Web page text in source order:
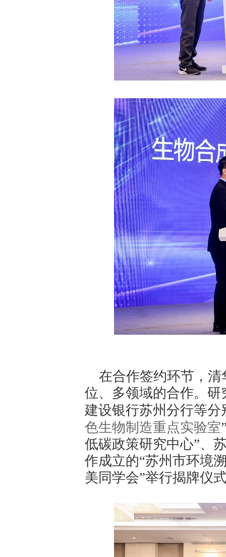
在合作签约环节，
位、多领域的合作。
建设银行苏州分行等
色生物制造重点实验室
低碳政策研究中心”、
作成立的“苏州市环境
美同学会”举行揭牌仪